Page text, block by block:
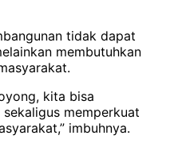
tidak dapat
membutuhkan
kita bisa
memperkuat
imbuhnya.